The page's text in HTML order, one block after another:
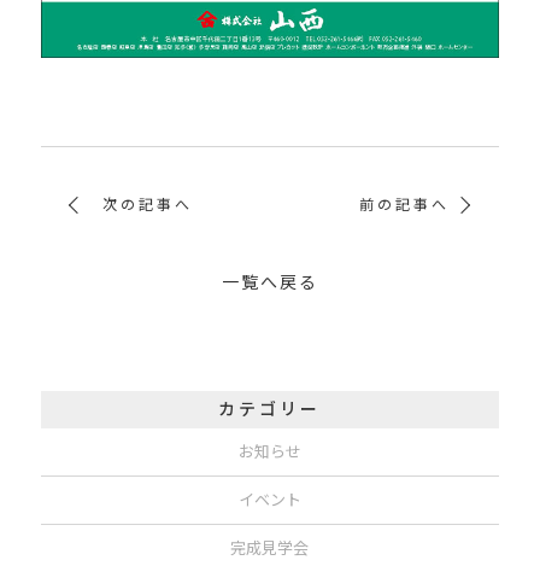
次の記事へ 前の記事へ
一覧へ戻る
カテゴリー
お知らせ
イベント
完成見学会